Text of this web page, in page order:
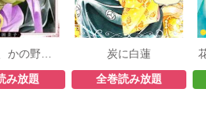
み放題
炭に白蓮
全巻読み放題